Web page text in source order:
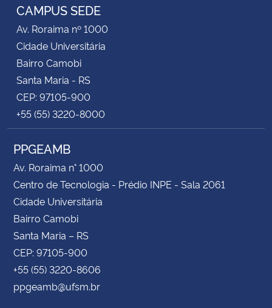
CAMPUS SEDE
Av. Roraima nº 1000
Cidade Universitária
Bairro Camobi
Santa Maria - RS
CEP: 97105-900
+55 (55) 3220-8000
PPGEAMB
Av. Roraima n° 1000
Centro de Tecnologia - Prédio INPE - Sala 2061
Cidade Universitária
Bairro Camobi
Santa Maria – RS
CEP: 97105-900
+55 (55) 3220-8606
ppgeamb@ufsm.br